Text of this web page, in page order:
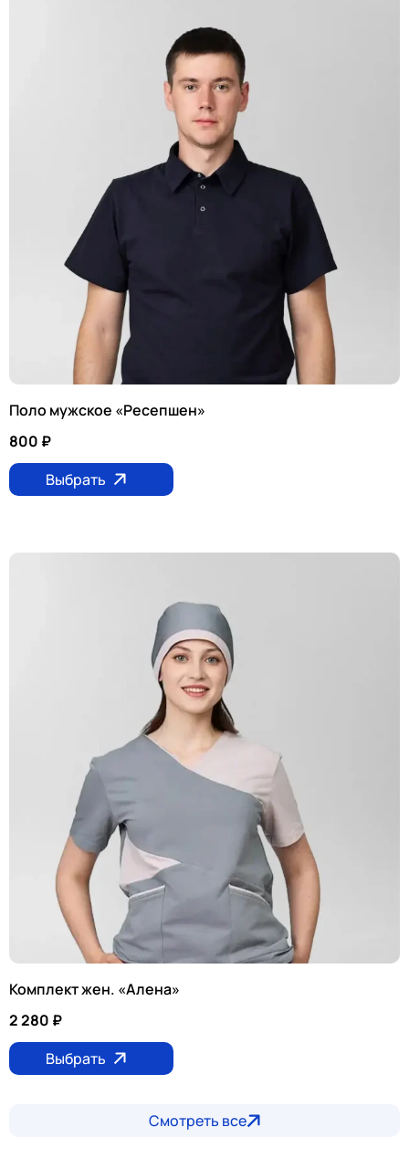
Поло мужское «Ресепшен»
800 ₽
Выбрать
Комплект жен. «Алена»
2 280 ₽
Выбрать
Смотреть все